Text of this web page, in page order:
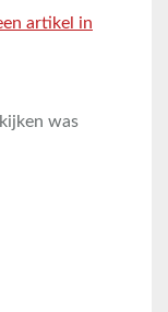
artikel in
was